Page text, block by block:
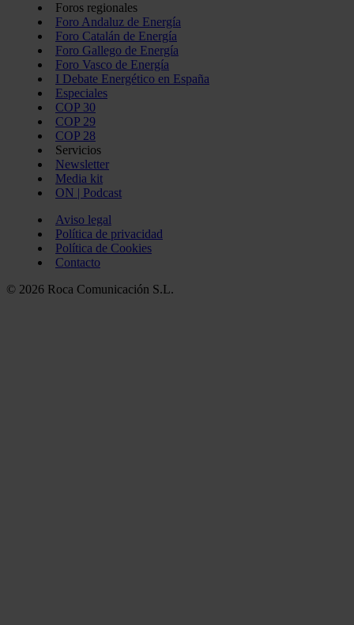
Foros regionales
Foro Andaluz de Energía
Foro Catalán de Energía
Foro Gallego de Energía
Foro Vasco de Energía
I Debate Energético en España
Especiales
COP 30
COP 29
COP 28
Servicios
Newsletter
Media kit
ON | Podcast
Aviso legal
Política de privacidad
Política de Cookies
Contacto
© 2026 Roca Comunicación S.L.